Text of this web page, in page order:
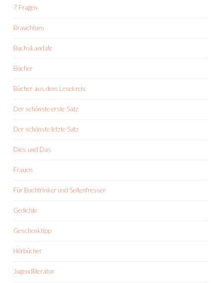
7 Fragen
Brauchtum
Buchskandale
Bücher
Bücher aus dem Lesekreis
Der schönste erste Satz
Der schönste letzte Satz
Dies und Das
Frauen
Für Buchtrinker und Seitenfresser
Gedichte
Geschenktipp
Hörbücher
Jugendliteratur